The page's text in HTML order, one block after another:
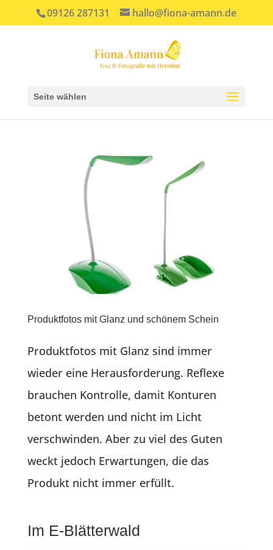
09126 287131 hallo@fiona-amann.de
Seite wählen
Produktfotos mit Glanz und schönem Schein
Produktfotos mit Glanz sind immer
wieder eine Herausforderung. Reflexe
brauchen Kontrolle, damit Konturen
betont werden und nicht im Licht
verschwinden. Aber zu viel des Guten
weckt jedoch Erwartungen, die das
Produkt nicht immer erfüllt.
Im E-Blätterwald